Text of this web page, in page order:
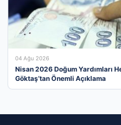
04 Ağu 2026
Nisan 2026 Doğum Yardımları
Göktaş’tan Önemli Açıklama